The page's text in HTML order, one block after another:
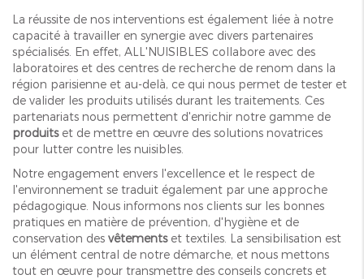
La réussite de nos interventions est également liée à notre
capacité à travailler en synergie avec divers partenaires
spécialisés. En effet, ALL'NUISIBLES collabore avec des
laboratoires et des centres de recherche de renom dans la
région parisienne et au-delà, ce qui nous permet de tester et
de valider les produits utilisés durant les traitements. Ces
partenariats nous permettent d'enrichir notre gamme de
produitset de mettre en œuvre des solutions novatrices
pour lutter contre les nuisibles.
Notre engagement envers l'excellence et le respect de
l'environnement se traduit également par une approche
pédagogique. Nous informons nos clients sur les bonnes
pratiques en matière de prévention, d'hygiène et de
conservation des vêtementset textiles. La sensibilisation est
un élément central de notre démarche, et nous mettons
tout en œuvre pour transmettre des conseils concrets et